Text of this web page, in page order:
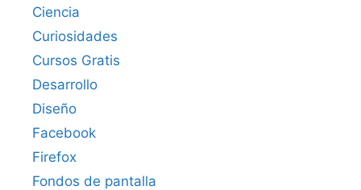
Ciencia
Curiosidades
Cursos Gratis
Desarrollo
Diseño
Facebook
Firefox
Fondos de pantalla